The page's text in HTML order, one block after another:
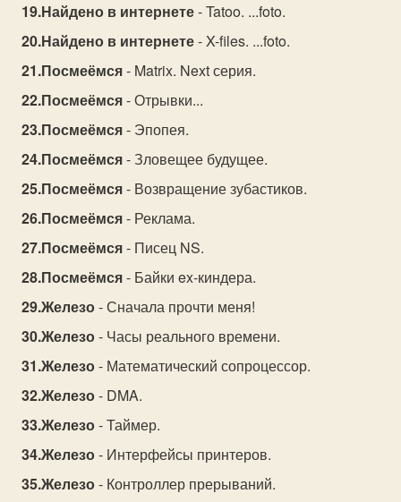
Найдено в интернете- Tatoo. ...foto.
Найдено в интернете- X-files. ...foto.
Посмеёмся- Matrix. Next серия.
Посмеёмся- Отрывки...
Посмеёмся- Эпопея.
Посмеёмся- Зловещее будущее.
Посмеёмся- Возвращение зубастиков.
Посмеёмся- Реклама.
Посмеёмся- Писец NS.
Посмеёмся- Байки ex-киндера.
Железо- Сначала прочти меня!
Железо- Часы реального времени.
Железо- Математический сопроцессор.
Железо- DMA.
Железо- Таймер.
Железо- Интерфейсы принтеров.
Железо- Контроллер прерываний.